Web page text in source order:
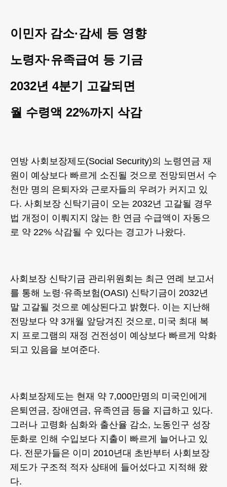
이민자 감소·감세 등 영향
노령자·유족급여 등 기금
2032년 4분기 고갈되면
월 수령액 22%까지 삭감
연방 사회보장제도(Social Security)의 노령연금 재
원이 예상보다 빠르게 소진될 것으로 전망되면서 수
천만 명의 은퇴자와 근로자들의 우려가 커지고 있
다. 사회보장 신탁기금이 오는 2032년 고갈될 경우
법 개정이 이뤄지지 않는 한 연금 수급액이 자동으
로 약 22% 삭감될 수 있다는 경고가 나왔다.
사회보장 신탁기금 관리위원회는 최근 연례 보고서
를 통해 노령·유족보험(OASI) 신탁기금이 2032년
말 고갈될 것으로 예상된다고 밝혔다. 이는 지난해
전망보다 약 3개월 앞당겨진 것으로, 미국 최대 복
지 프로그램의 재정 건전성이 예상보다 빠르게 악화
되고 있음을 보여준다.
사회보장제도는 현재 약 7,000만명의 미국인에게
은퇴연금, 장애연금, 유족연금 등을 지급하고 있다.
그러나 고령화 심화와 출산율 감소, 노동인구 성장
둔화로 인해 수입보다 지출이 빠르게 늘어나고 있
다. 전문가들은 이미 2010년대 초반부터 사회보장
제도가 구조적 적자 상태에 들어섰다고 지적해 왔
다.